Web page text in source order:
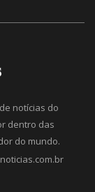
notícias do
dentro das
do mundo.